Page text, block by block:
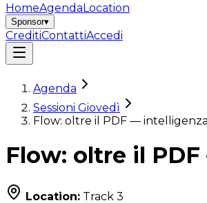
HomeAgendaLocation
Sponsor▾
CreditiContattiAccedi
Agenda
Sessioni Giovedì
Flow: oltre il PDF —
Flow: oltre il
Location: Track 3